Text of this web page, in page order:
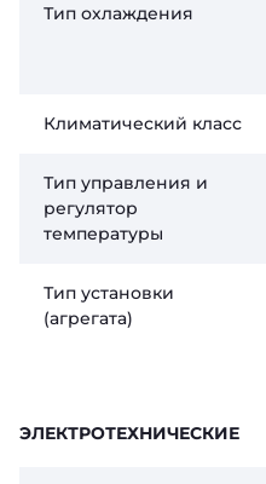
Тип охлаждения
Климатический класс
Тип управления и
регулятор
температуры
Тип установки
(агрегата)
ЭЛЕКТРОТЕХНИЧЕСКИЕ